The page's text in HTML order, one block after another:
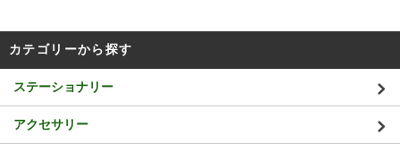
カテゴリーから探す
ステーショナリー
アクセサリー